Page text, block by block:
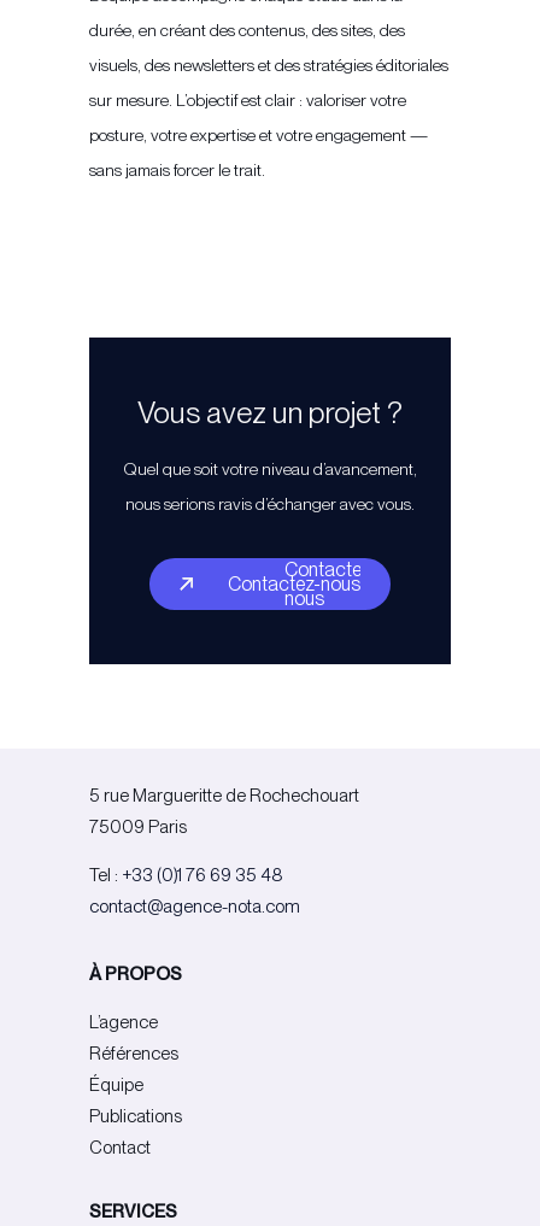
durée, en créant des contenus, des sites, des
visuels, des newsletters et des stratégies éditoriales
sur mesure. L’objectif est clair : valoriser votre
posture, votre expertise et votre engagement —
sans jamais forcer le trait.
Vous avez un projet ?
Quel que soit votre niveau d’avancement,
nous serions ravis d’échanger avec vous.
Contactez-
nous
Contactez-nous
5 rue Margueritte de Rochechouart
75009 Paris
Tel : +33 (0)1 76 69 35 48
contact@agence-nota.com
À PROPOS
L’agence
Références
Équipe
Publications
Contact
SERVICES